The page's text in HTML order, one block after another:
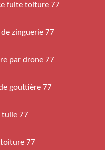
fuite toiture 77
zinguerie 77
par drone 77
gouttière 77
tuile 77
toiture 77